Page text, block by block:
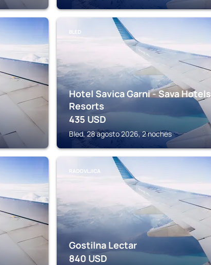
BLED
Hotel Savica Garni - Sava
Resorts
435 USD
Bled, 28 agosto 2026, 2 noches
RADOVLJICA
Gostilna Lectar
840 USD